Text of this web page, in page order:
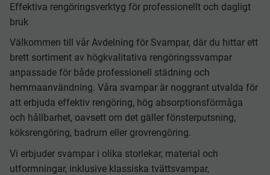
Effektiva rengöringsverktyg för professionellt och dagligt
bruk
Välkommen till vår Avdelning för Svampar, där du hittar ett
brett sortiment av högkvalitativa rengöringssvampar
anpassade för både professionell städning och
hemmaanvändning. Våra svampar är noggrant utvalda för
att erbjuda effektiv rengöring, hög absorptionsförmåga
och hållbarhet, oavsett om det gäller fönsterputsning,
köksrengöring, badrum eller grovrengöring.
Vi erbjuder svampar i olika storlekar, material och
utformningar, inklusive klassiska tvättsvampar,